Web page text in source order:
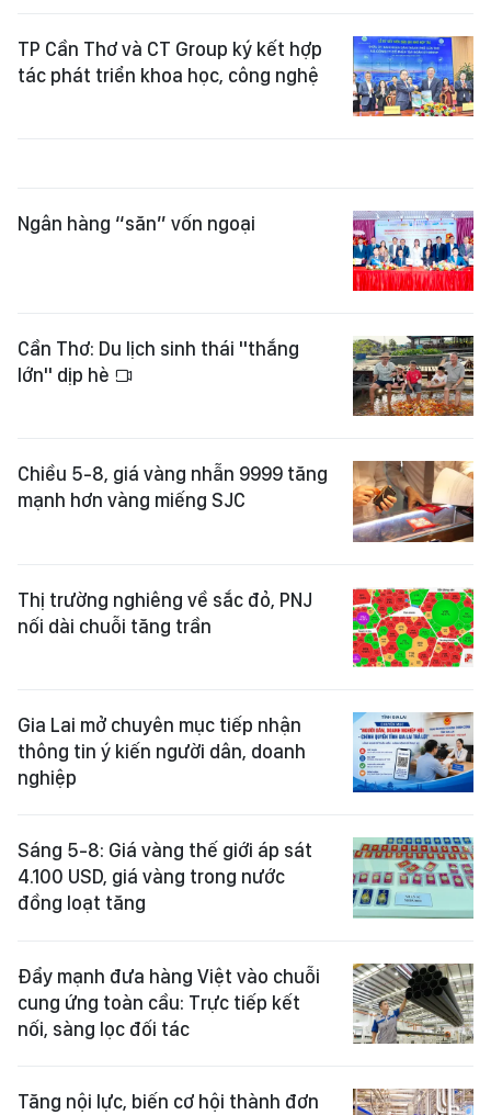
TP Cần Thơ và CT Group ký kết hợp
tác phát triển khoa học, công nghệ
Ngân hàng “săn” vốn ngoại
Cần Thơ: Du lịch sinh thái "thắng
lớn" dịp hè
Chiều 5-8, giá vàng nhẫn 9999 tăng
mạnh hơn vàng miếng SJC
Thị trường nghiêng về sắc đỏ, PNJ
nối dài chuỗi tăng trần
Gia Lai mở chuyên mục tiếp nhận
thông tin ý kiến người dân, doanh
nghiệp
Sáng 5-8: Giá vàng thế giới áp sát
4.100 USD, giá vàng trong nước
đồng loạt tăng
Đẩy mạnh đưa hàng Việt vào chuỗi
cung ứng toàn cầu: Trực tiếp kết
nối, sàng lọc đối tác
Tăng nội lực, biến cơ hội thành đơn